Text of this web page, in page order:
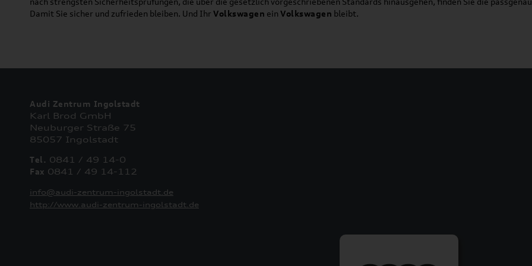
Damit Sie sicher und zufrieden bleiben. Und Ihr Volkswagen ein Volkswagen bleibt.
Audi Zentrum Ingolstadt
Karl Brod GmbH
Neuburger Straße 75
85057 Ingolstadt
Tel. 0841 / 49 14-0
Fax 0841 / 49 14-112
info@audi-zentrum-ingolstadt.de
http://www.audi-zentrum-ingolstadt.de